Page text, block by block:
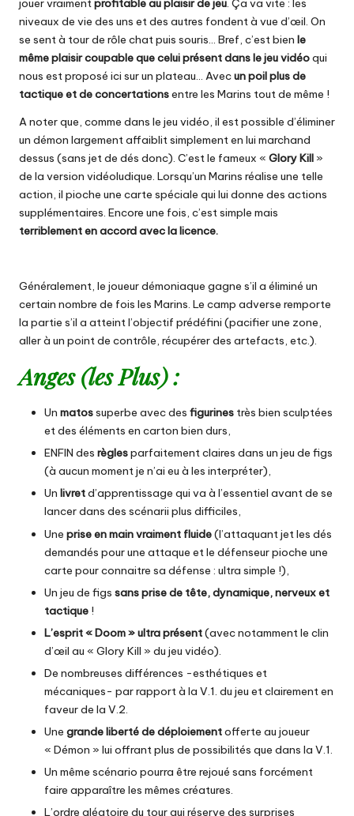
jouer vraimentprofitable au plaisir de jeu. Ça va vite : les
niveaux de vie des uns et des autres fondent à vue d’œil. On
se sent à tour de rôle chat puis souris… Bref, c’est bien le
même plaisir coupable que celui présent dans le jeu vidéoqui
nous est proposé ici sur un plateau… Avecun poil plus de
tactique et de concertationsentre les Marins tout de même !
A noter que, comme dans le jeu vidéo, il est possible d’éliminer
un démon largement affaiblit simplement en lui marchand
dessus (sans jet de dés donc). C’est le fameux « Glory Kill »
de la version vidéoludique. Lorsqu’un Marins réalise une telle
action, il pioche une carte spéciale qui lui donne des actions
supplémentaires. Encore une fois, c’est simple mais
terriblement en accord avec la licence.
Généralement, le joueur démoniaque gagne s’il a éliminé un
certain nombre de fois les Marins. Le camp adverse remporte
la partie s’il a atteint l’objectif prédéfini (pacifier une zone,
aller à un point de contrôle, récupérer des artefacts, etc.).
Anges (les Plus) :
Un matossuperbe avec des figurines très bien sculptées
et des éléments en carton bien durs,
ENFIN des règlesparfaitement claires dans un jeu de figs
(à aucun moment je n’ai eu à les interpréter),
Un livretd’apprentissage qui va à l’essentiel avant de se
lancer dans des scénarii plus difficiles,
Une prise en main vraiment fluide(l’attaquant jet les dés
demandés pour une attaque et le défenseur pioche une
carte pour connaitre sa défense : ultra simple !),
Un jeu de figs sans prise de tête, dynamique, nerveux et
tactique !
L’esprit « Doom » ultra présent(avec notamment le clin
d’œil au « Glory Kill » du jeu vidéo).
De nombreuses différences -esthétiques et
mécaniques- par rapport à la V.1. du jeu et clairement en
faveur de la V.2.
Une grande liberté de déploiementofferte au joueur
« Démon » lui offrant plus de possibilités que dans la V.1.
Un même scénario pourra être rejoué sans forcément
faire apparaître les mêmes créatures.
L’ordre aléatoire du tour qui réserve des surprises